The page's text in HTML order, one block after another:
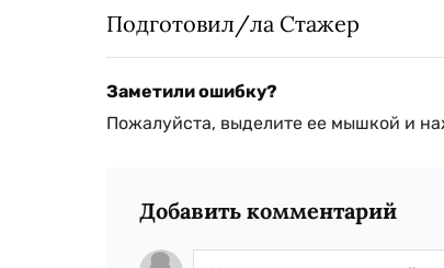
Подготовил/ла Стажер
Заметили ошибку?
Пожалуйста, выделите ее мышкой и
Добавить комментарий